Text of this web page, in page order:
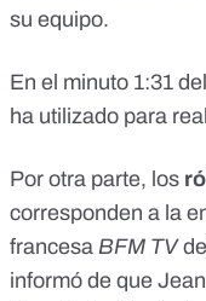
su equipo.
En el minuto 1:31
ha utilizado para
Por otra parte, los
corresponden a la
francesa BFM TV
informó de que